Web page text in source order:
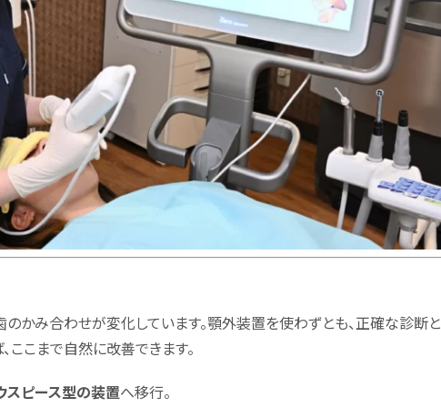
かみ合わせが変化しています。顎外装置を使わずとも、正確な診断と
こまで自然に改善できます。
スピース型の装置へ移行。